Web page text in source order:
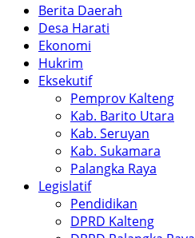
Berita Daerah
Desa Harati
Ekonomi
Hukrim
Eksekutif
Pemprov Kalteng
Kab. Barito Utara
Kab. Seruyan
Kab. Sukamara
Palangka Raya
Legislatif
Pendidikan
DPRD Kalteng